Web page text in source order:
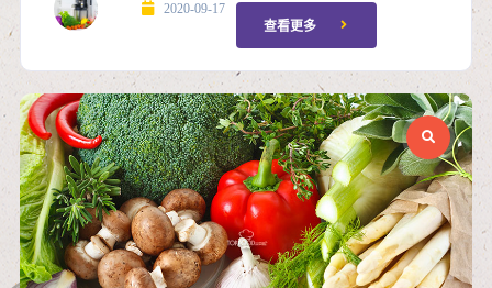
2020-09-17
查看更多